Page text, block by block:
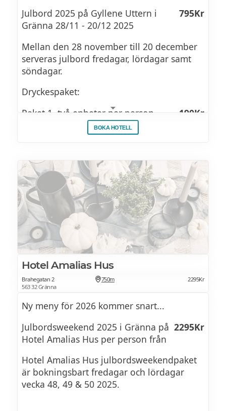
Julbord 2025 på Gyllene Uttern i
Gränna 28/11 - 20/12 2025
795Kr
Mellan den 28 november till 20 december
serveras julbord fredagar, lördagar samt
söndagar.
Dryckespaket:
Paket 1, två enheter per person
190Kr
Paket 2, två enheter & en snaps per
JULBORDSMENY 2025
Vi serverar ett traditionellt julbord med
hemlagade delikatesser, 20 sorters sill,
egna röror, rökta fiskar och ett
överraskande kallskuret. Vårt gedigna
dessertbord bakat i vårt eget bageri står
uppdukat under hela kvällen.
BOKA HOTELL
Hotel Amalias Hus
Brahegatan 2
563 32 Gränna
750m 2295Kr
Ny meny för 2026 kommer snart...
Julbordsweekend 2025 i Gränna på
Hotel Amalias Hus per person från
2295Kr
Hotel Amalias Hus julbordsweekendpaket
är bokningsbart fredagar och lördagar
vecka 48, 49 & 50 2025.